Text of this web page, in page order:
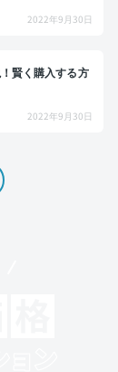
2022年9月30日
賢く購入する方
2022年9月30日